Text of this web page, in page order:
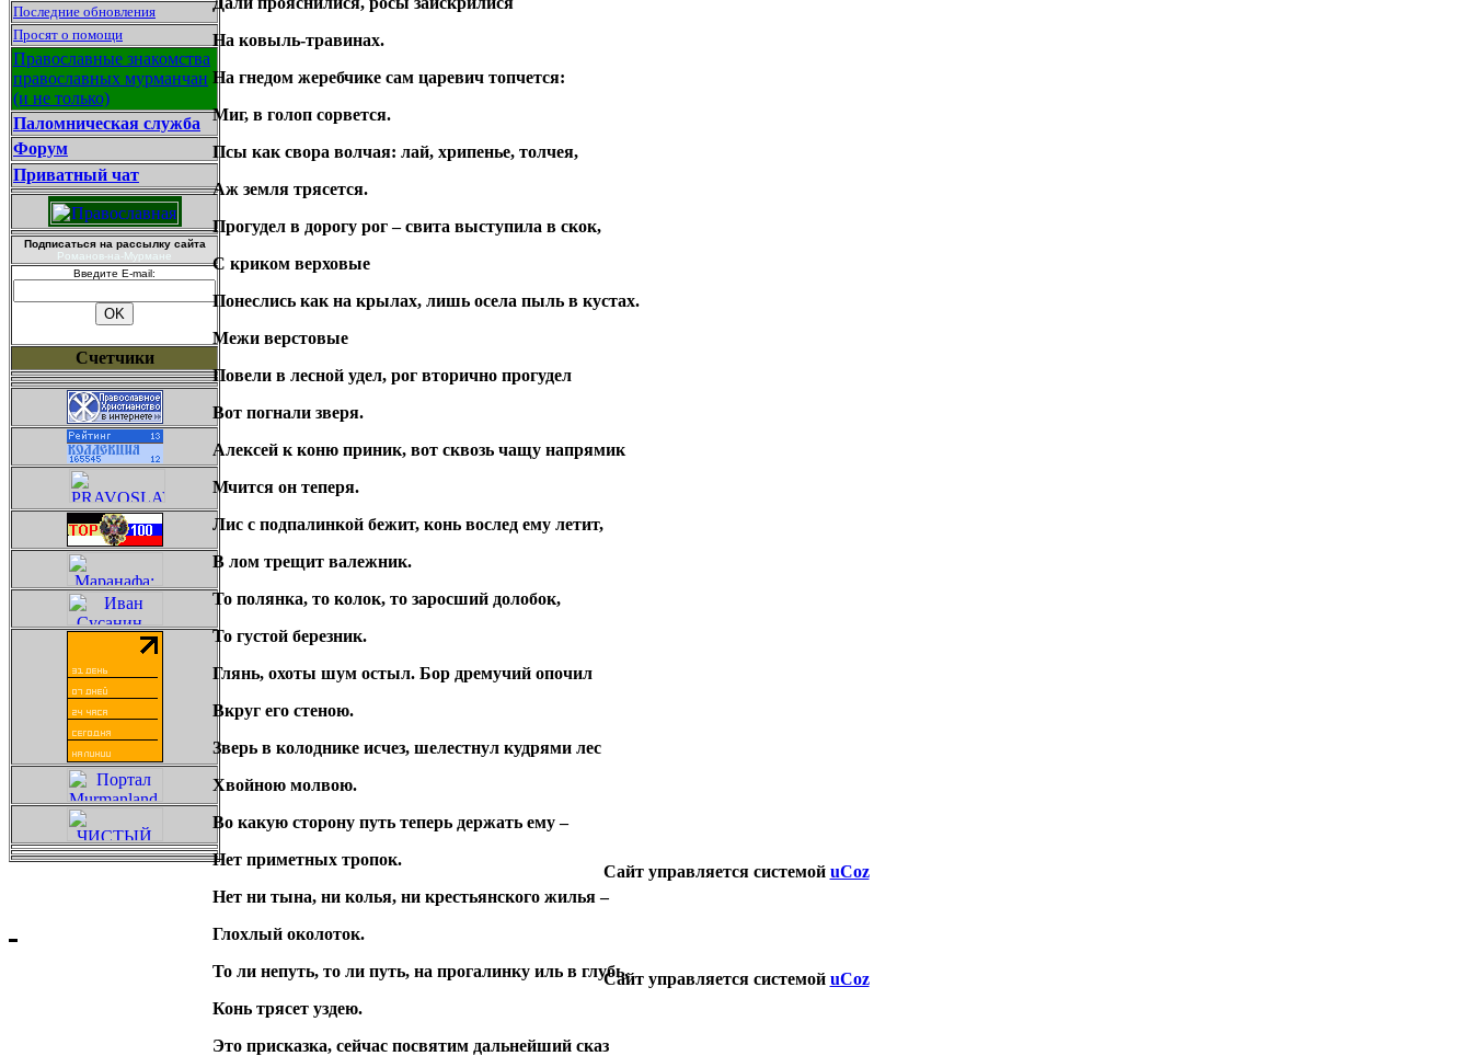
Последние обновления
Просят о помощи
Православные знакомства
православных мурманчан
(и не только)
Паломническая служба
Форум
Приватный чат
Подписаться на рассылку сайта
Романов-на-Мурмане
Введите E-mail:
Счетчики
На ковыль-травинах.
На гнедом жеребчике сам царевич топчется:
Миг, в голоп сорвется.
Псы как свора волчая: лай, хрипенье, толчея,
Аж земля трясется.
Прогудел в дорогу рог – свита выступила в скок,
С криком верховые
Понеслись как на крылах, лишь осела пыль в кустах.
Межи верстовые
Повели в лесной удел, рог вторично прогудел
Вот погнали зверя.
Алексей к коню приник, вот сквозь чащу напрямик
Мчится он теперя.
Лис с подпалинкой бежит, конь вослед ему летит,
В лом трещит валежник.
То полянка, то колок, то заросший долобок,
То густой березник.
Глянь, охоты шум остыл. Бор дремучий опочил
Вкруг его стеною.
Зверь в колоднике исчез, шелестнул кудрями лес
Хвойною молвою.
Во какую сторону путь теперь держать ему –
Нет приметных тропок.
Нет ни тына, ни колья, ни крестьянского жилья –
Глохлый околоток.
То ли непуть, то ли путь, на прогалинку иль в глубь,
Конь трясет уздею.
Это присказка, сейчас посвятим дальнейший сказ
Сайт управляется системой uCoz
Сайт управляется системой uCoz